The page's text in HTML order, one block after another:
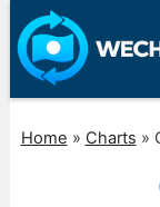
Home » Charts »